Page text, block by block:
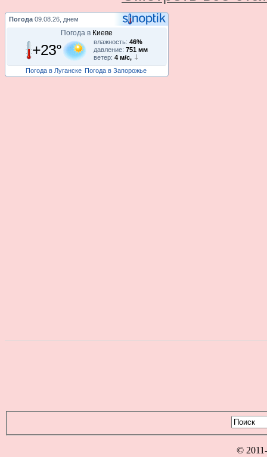
Погода 09.08.26, днем
Погода в Киеве
+23° влажность: 46%
давление: 751 мм
ветер: 4 м/с,
Погода в Луганске Погода в Запорожье
©